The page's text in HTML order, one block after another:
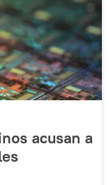
acusan a